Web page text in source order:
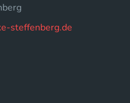
steffenberg.de